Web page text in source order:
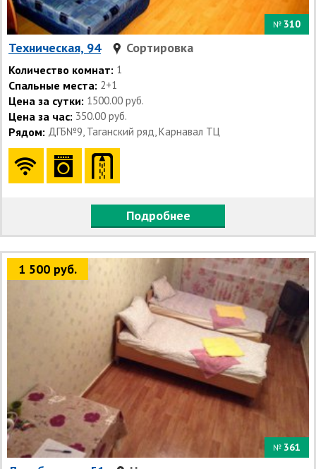
№ 310
Техническая, 94 Сортировка
Количество комнат: 1
Спальные места: 2+1
Цена за сутки: 1500.00 руб.
Цена за час: 350.00 руб.
Рядом: ДГБ№9, Таганский ряд, Карнавал ТЦ
Подробнее
1 500 руб.
№ 361